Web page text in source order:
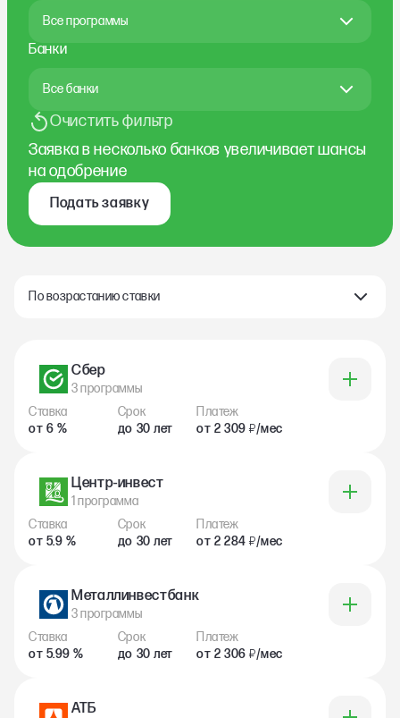
Все программы
Банки
Все банки
Очистить фильтр
Заявка в несколько банков увеличивает шансы
на одобрение
Подать заявку
По возрастанию ставки
3 программы
Сбер
Ставка
от 6 %
Срок
до 30 лет
Платеж
от 2 309₽/мес
1 программа
Центр-инвест
Ставка
от 5.9 %
Срок
до 30 лет
Платеж
от 2 284₽/мес
3 программы
Металлинвестбанк
Ставка
от 5.99 %
Срок
до 30 лет
Платеж
от 2 306₽/мес
АТБ